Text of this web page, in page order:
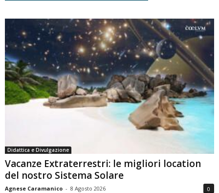
Didattica e Divulgazione
Vacanze Extraterrestri: le migliori location
del nostro Sistema Solare
Agnese Caramanico - 8 Agosto 2026 0